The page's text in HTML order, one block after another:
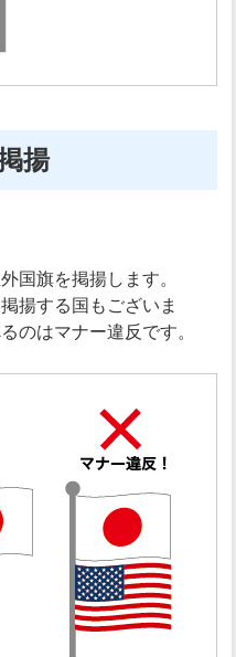
揚
国旗を掲揚します。
揚する国もございま
のはマナー違反です。